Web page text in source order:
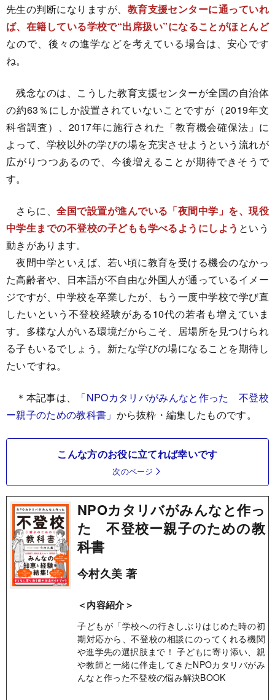
先生の判断になりますが、 教育支援センターに通っていれ
ば、在籍している学校で“出席扱い”になることがほとんど
なので、後々の進学などを考えている場合は、安心です
ね。
残念なのは、こうした教育支援センターが全国の自治体
の約63％にしか設置されていないことですが（2019年文
科省調査）、2017年に施行された「教育機会確保法」に
よって、学校以外の学びの場を充実させようという流れが
広がりつつあるので、今後増えることが期待できそうで
す。
さらに、全国で設置が進んでいる「夜間中学」を、現役
中学生までの不登校の子どもも学べるようにしよう という
動きがあります。
夜間中学といえば、若い頃に教育を受ける機会のなかっ
た高齢者や、日本語が不自由な外国人が通っているイメー
ジですが、中学校を卒業したが、もう一度中学校で学び直
したいという不登校経験がある10代の若者も増えていま
す。多様な人がいる環境だからこそ、居場所を見つけられ
る子もいるでしょう。新たな学びの場になることを期待し
たいですね。
＊本記事は、
「NPOカタリバがみんなと作った 不登校
ー親子のための教科書」 から抜粋・編集したものです。
こんな方のお役に立てれば幸いです
次のページ
NPOカタリバがみんなと作っ
た 不登校ー親子のための教
科書
今村久美 著
＜内容紹介＞
子どもが「学校への行きしぶりはじめた時の初
期対応から、不登校の相談にのってくれる機関
や進学先の選択肢まで！ 子どもに寄り添い、親
や教師と一緒に伴走してきたNPOカタリバがみ
んなと作った不登校の悩み解決BOOK